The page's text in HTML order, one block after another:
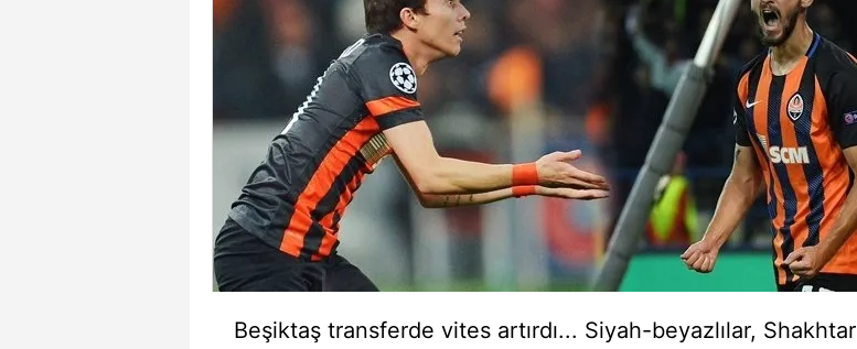
Beşiktaş transferde vites artırdı... Siyah-beyazlılar, Shakhtar